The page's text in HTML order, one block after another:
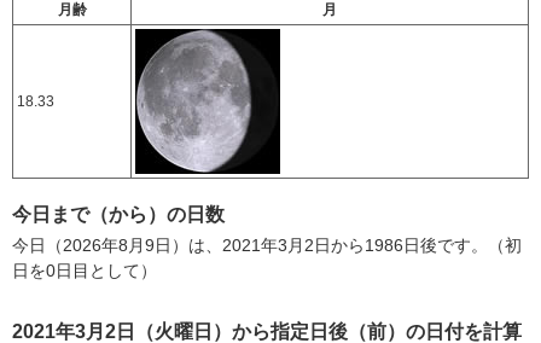
月齢 月
18.33
今日まで（から）の日数
今日（2026年8月9日）は、2021年3月2日から1986日後です。（初
日を0日目として）
2021年3月2日（火曜日）から指定日後（前）の日付を計算